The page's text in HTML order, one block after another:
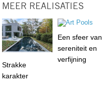
MEER REALISATIES
Strakke
karakter
Een sfeer van
sereniteit en
verfijning